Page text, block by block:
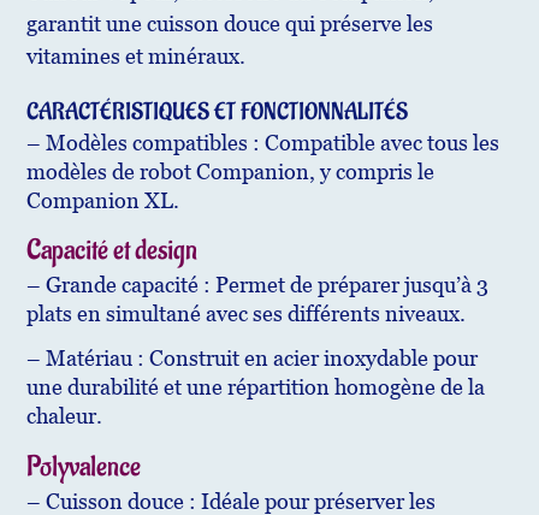
garantit une cuisson douce qui préserve les
vitamines et minéraux.
CARACTÉRISTIQUES ET FONCTIONNALITÉS
– Modèles compatibles : Compatible avec tous les
modèles de robot Companion, y compris le
Companion XL.
Capacité et design
– Grande capacité : Permet de préparer jusqu’à 3
plats en simultané avec ses différents niveaux.
– Matériau : Construit en acier inoxydable pour
une durabilité et une répartition homogène de la
chaleur.
Polyvalence
– Cuisson douce : Idéale pour préserver les